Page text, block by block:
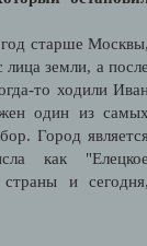
старше
лица земли, а
то ходили
один из
Город
как
и